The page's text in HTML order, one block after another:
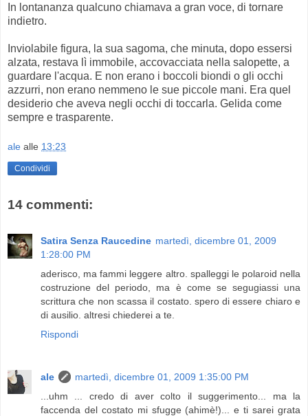
In lontananza qualcuno chiamava a gran voce, di tornare
indietro.
Inviolabile figura, la sua sagoma, che minuta, dopo essersi
alzata, restava lì immobile, accovacciata nella salopette, a
guardare l'acqua. E non erano i boccoli biondi o gli occhi
azzurri, non erano nemmeno le sue piccole mani. Era quel
desiderio che aveva negli occhi di toccarla. Gelida come
sempre e trasparente.
ale alle 13:23
Condividi
14 commenti:
Satira Senza Raucedine martedì, dicembre 01, 2009
1:28:00 PM
aderisco, ma fammi leggere altro. spalleggi le polaroid nella
costruzione del periodo, ma è come se segugiassi una
scrittura che non scassa il costato. spero di essere chiaro e
di ausilio. altresi chiederei a te.
Rispondi
ale
martedì, dicembre 01, 2009 1:35:00 PM
...uhm ... credo di aver colto il suggerimento... ma la
faccenda del costato mi sfugge (ahimè!)... e ti sarei grata